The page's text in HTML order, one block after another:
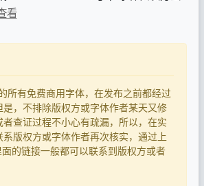
看
所有免费商用字体，在发布之前都经过
，不排除版权方或字体作者某天又修
查证过程不小心有疏漏，所以，在实
版权方或字体作者再次核实，通过上
面的链接一般都可以联系到版权方或者